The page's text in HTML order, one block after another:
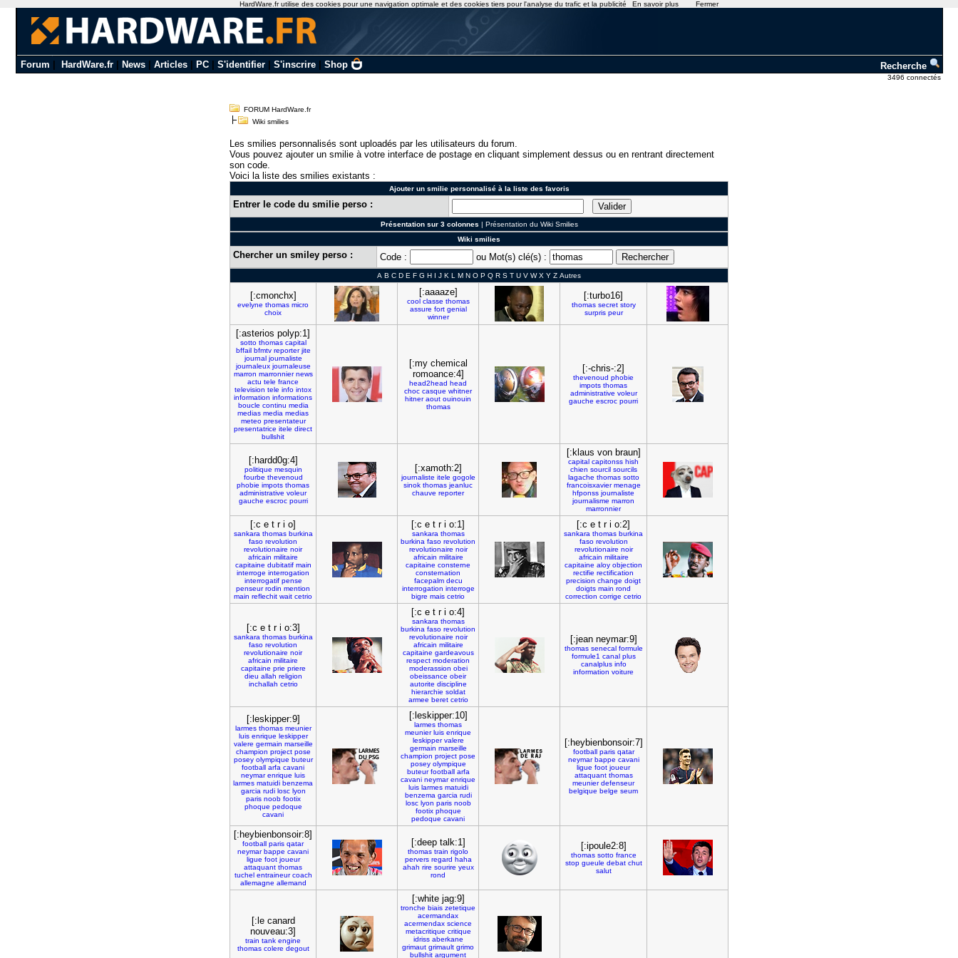
Forum HardWare.fr| News| Articles| PC| S'identifier| S'inscrire| Shop Recherche
3496 connectés
FORUM HardWare.fr
Wiki smilies
Les smilies personnalisés sont uploadés par les utilisateurs du forum.
Vous pouvez ajouter un smilie à votre interface de postage en cliquant simplement dessus ou en rentrant directement
son code.
Voici la liste des smilies existants :
Ajouter un smilie personnalisé à la liste des favoris
Entrer le code du smilie perso :
Présentation sur 3 colonnes | Présentation du Wiki Smilies
Wiki smilies
Chercher un smiley perso : Code : ou Mot(s) clé(s) :
A B C D E F G H I J K L M N O P Q R S T U V W X Y Z Autres
[:cmonchx]
evelyne thomas micro
choix
[:aaaaze]
cool classe thomas
assure fort genial
winner
[:turbo16]
thomas secret story
surpris peur
[:asterios polyp:1]
sotto thomas capital
bffail bfmtv reporter jite
journal journaliste
journaleux journaleuse
marron marronnier news
actu tele france
television tele info intox
information informations
boucle continu media
medias media medias
meteo presentateur
presentatrice itele direct
bullshit
[:my chemical
romoance:4]
head2head head
choc casque whitner
hitner aout ouinouin
thomas
[:-chris-:2]
thevenoud phobie
impots thomas
administrative voleur
gauche escroc pourri
[:hardd0g:4]
politique mesquin
fourbe thevenoud
phobie impots thomas
administrative voleur
gauche escroc pourri
[:xamoth:2]
journaliste itele gogole
sinok thomas jeanluc
chauve reporter
[:klaus von braun]
capital capitonss hish
chien sourcil sourcils
lagache thomas sotto
francoisxavier menage
hfponss journaliste
journalisme marron
marronnier
[:c e t r i o]
sankara thomas burkina
faso revolution
revolutionaire noir
africain militaire
capitaine dubitatif main
interroge interrogation
interrogatif pense
penseur rodin mention
main reflechit wait cetrio
[:c e t r i o:1]
sankara thomas
burkina faso revolution
revolutionaire noir
africain militaire
capitaine consterne
consternation
facepalm decu
interrogation interroge
bigre mais cetrio
[:c e t r i o:2]
sankara thomas burkina
faso revolution
revolutionaire noir
africain militaire
capitaine aloy objection
rectifie rectification
precision change doigt
doigts main rond
correction corrige cetrio
[:c e t r i o:3]
sankara thomas burkina
faso revolution
revolutionaire noir
africain militaire
capitaine prie priere
dieu allah religion
inchallah cetrio
[:c e t r i o:4]
sankara thomas
burkina faso revolution
revolutionaire noir
africain militaire
capitaine gardeavous
respect moderation
moderassion obei
obeissance obeir
autorite discipline
hierarchie soldat
armee beret cetrio
[:jean neymar:9]
thomas senecal formule
formule1 canal plus
canalplus info
information voiture
[:leskipper:9]
larmes thomas meunier
luis enrique leskipper
valere germain marseille
champion project pose
posey olympique buteur
football arfa cavani
neymar enrique luis
larmes matuidi benzema
garcia rudi losc lyon
paris noob footix
phoque pedoque
cavani
[:leskipper:10]
larmes thomas
meunier luis enrique
leskipper valere
germain marseille
champion project pose
posey olympique
buteur football arfa
cavani neymar enrique
luis larmes matuidi
benzema garcia rudi
losc lyon paris noob
footix phoque
pedoque cavani
[:heybienbonsoir:7]
football paris qatar
neymar bappe cavani
ligue foot joueur
attaquant thomas
meunier defenseur
belgique belge seum
[:heybienbonsoir:8]
football paris qatar
neymar bappe cavani
ligue foot joueur
attaquant thomas
tuchel entraineur coach
allemagne allemand
[:deep talk:1]
thomas train rigolo
pervers regard haha
ahah rire sourire yeux
rond
[:ipoule2:8]
thomas sotto france
stop gueule debat chut
salut
[:le canard
nouveau:3]
train tank engine
thomas colere degout
[:white jag:9]
tronche biais zetetique
acermandax
acermendax science
metacritique critique
idriss aberkane
grimaut grimault grimo
bullshit argument
HardWare.fr utilise des cookies pour une navigation optimale et des cookies tiers pour l'analyse du trafic et la publicité En savoir plus Fermer